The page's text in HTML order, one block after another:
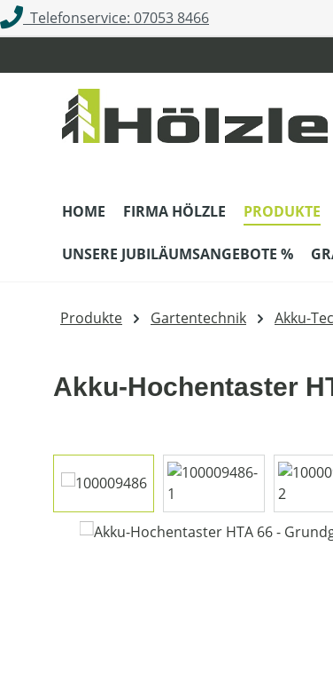
Hauptinhalt springen
Zur Suche springen
Zur Hauptnavigation springen
Telefonservice: 07053 8466
HOME FIRMA HÖLZLE PRODUKTE
UNSERE JUBILÄUMSANGEBOTE %
Produkte Gartentechnik Akku-
Akku-Hochentaster
Bildergalerie überspringen